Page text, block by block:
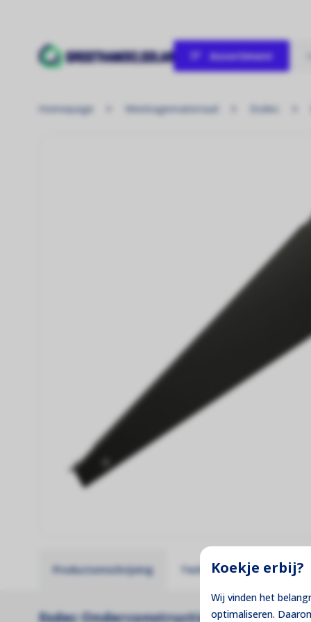
Koekje erbij?
Wij vinden het
optimaliseren.
Assortiment
Homepage Montagemateriaal Esdec
Productomschrijving Technische specificaties
Esdec Onderconstructie voor Platte